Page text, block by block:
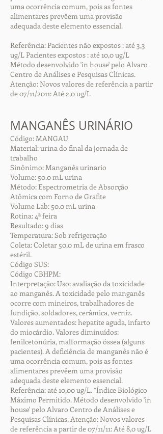
uma ocorrência comum, pois as fontes
alimentares prevêem uma provisão
adequada deste elemento essencial.
Referência: Pacientes não expostos : até 3,3
ug/L Pacientes expostos : até 10,0 ug/L
Método desenvolvido 'in house' pelo Alvaro
Centro de Análises e Pesquisas Clínicas.
Atenção: Novos valores de referência a partir
de 07/11/2011: Até 2,0 ug/L
MANGANÊS URINÁRIO
Código: MANGAU
Material: urina do final da jornada de
trabalho
Sinônimo: Manganês urinario
Volume: 50.0 mL urina
Método: Espectrometria de Absorção
Atômica com Forno de Grafite
Volume Lab: 50.0 mL urina
Rotina: 4ª feira
Resultado: 9 dias
Temperatura: Sob refrigeração
Coleta: Coletar 50,0 mL de urina em frasco
estéril.
Código SUS:
Código CBHPM:
Interpretação: Uso: avaliação da toxicidade
ao manganês. A toxicidade pelo manganês
ocorre com mineiros, trabalhadores de
fundição, soldadores, cerâmica, verniz.
Valores aumentados: hepatite aguda, infarto
do miocárdio. Valores diminuídos:
fenilcetonúria, malformação óssea (alguns
pacientes). A deficiência de manganês não é
uma ocorrência comum, pois as fontes
alimentares prevêem uma provisão
adequada deste elemento essencial.
Referência: até 10,00 ug/L. *Índice Biológico
Máximo Permitido. Método desenvolvido 'in
house' pelo Alvaro Centro de Análises e
Pesquisas Clínicas. Atenção: Novos valores
de referência a partir de 07/11/11: Até 8,0 ug/L